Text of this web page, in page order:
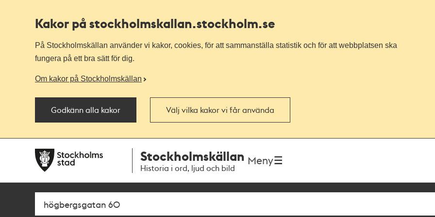
Kakor på stockholmskallan.stockholm.se
På Stockholmskällan använder vi kakor, cookies, för att sammanställa statistik och för att webbplatsen ska
fungera på ett bra sätt för dig.
Om kakor på Stockholmskällan
Godkänn alla kakor Välj vilka kakor vi får använda
navigationen
huvudinnehållet
Stockholmskällan
Historia i ord, ljud och bild
Meny
Sök